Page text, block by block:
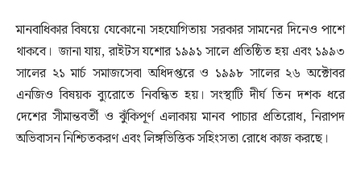
মানবাধিকার বিষয়ে যেকোনো সহযোগিতায় সরকার সামনের দিনেও পাশে
থাকবে। জানা যায়, রাইটস যশোর ১৯৯১ সালে প্রতিষ্ঠিত হয় এবং ১৯৯৩
সালের ২১ মার্চ সমাজসেবা অধিদপ্তরে ও ১৯৯৮ সালের ২৬ অক্টোবর
এনজিও বিষয়ক ব্যুরোতে নিবন্ধিত হয়। সংস্থাটি দীর্ঘ তিন দশক ধরে
দেশের সীমান্তবর্তী ও ঝুঁকিপূর্ণ এলাকায় মানব পাচার প্রতিরোধ, নিরাপদ
অভিবাসন নিশ্চিতকরণ এবং লিঙ্গভিত্তিক সহিংসতা রোধে কাজ করছে।